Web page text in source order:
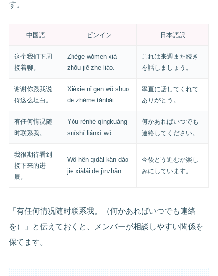
す。
中国語 ピンイン 日本語訳
这个我们下周
接着聊。
Zhège wǒmen xià
zhōu jiē zhe liáo.
これは来週また続き
を話しましょう。
谢谢你跟我说
得这么坦白。
Xièxie nǐ gēn wǒ shuō
de zhème tǎnbái.
率直に話してくれて
ありがとう。
有任何情况随
时联系我。
Yǒu rènhé qíngkuàng
suíshí liánxì wǒ.
何かあればいつでも
連絡してください。
我很期待看到
接下来的进
展。
Wǒ hěn qīdài kàn dào
jiē xiàlái de jìnzhǎn.
今後どう進むか楽し
みにしています。
「有任何情况随时联系我。（何かあればいつでも連絡
を）」と伝えておくと、メンバーが相談しやすい関係を
保てます。